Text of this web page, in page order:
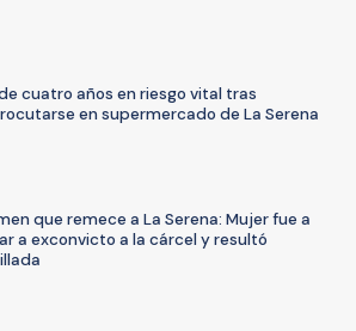
cuatro años en riesgo vital tras
en supermercado de La Serena
que remece a La Serena: Mujer fue a
a exconvicto a la cárcel y resultó